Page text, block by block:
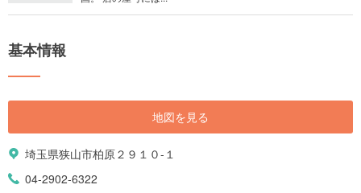
基本情報
地図を見る
埼玉県狭山市柏原２９１０-１
04-2902-6322